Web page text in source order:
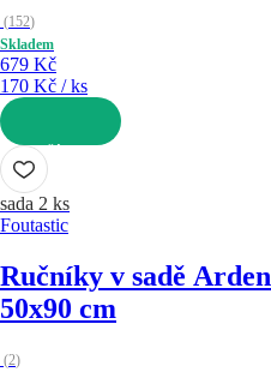
(152)
Skladem
679 Kč
170 Kč / ks
DO KOŠÍKU
sada 2 ks
Foutastic
Ručníky v sadě Arden
50x90 cm
(2)